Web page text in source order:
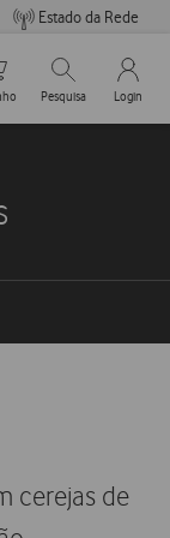
Estado da Rede
de compras
Pesquisar
Pesquisa
My
Login
cerejas de